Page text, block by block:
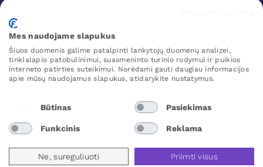
Klientų aptarnavimas
Mėgstamiausi
WOO ME
Mes naudojame slapukus
Šiuos duomenis galime patalpinti lankytojų duomenų analizei,
tinklalapio patobulinimui, suasmeninto turinio rodymui ir puikios
interneto patirties suteikimui. Norėdami gauti daugiau informacijos
apie mūsų naudojamus slapukus, atidarykite nustatymus.
Būtinas Pasiekimas
Funkcinis Reklama
Ne, sureguliuoti Priimti visus